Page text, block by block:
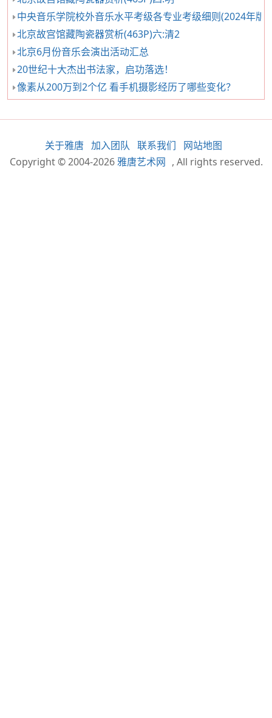
中央音乐学院校外音乐水平考级各专业考级细则(2024年版)
北京故宫馆藏陶瓷器赏析(463P)六:清2
北京6月份音乐会演出活动汇总
20世纪十大杰出书法家，启功落选！
像素从200万到2个亿 看手机摄影经历了哪些变化？
关于雅唐 加入团队 联系我们
网站地图
Copyright © 2004-2026雅唐艺术网 , All rights reserved.